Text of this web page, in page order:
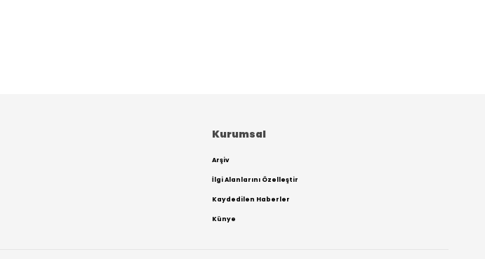
Kurumsal
Arşiv
İlgi Alanlarını Özelleştir
Kaydedilen Haberler
Künye